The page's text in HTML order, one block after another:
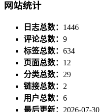
网站统计
日志总数： 1446
评论总数： 9
标签总数： 634
页面总数： 12
分类总数： 29
链接总数： 2
用户总数： 6
最后更新： 2026-07-30